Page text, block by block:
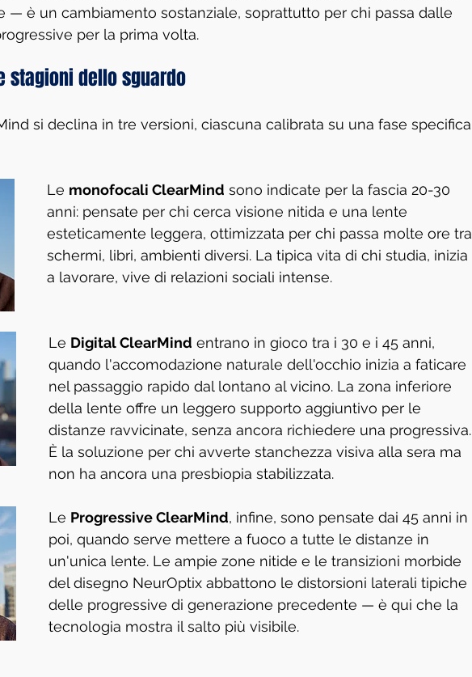
— è un cambiamento sostanziale, soprattutto per chi passa dalle
per la prima volta.
stagioni dello sguardo
si declina in tre versioni, ciascuna calibrata su una fase specifica
Le monofocali ClearMind sono indicate per la fascia 20-30
anni: pensate per chi cerca visione nitida e una lente
esteticamente leggera, ottimizzata per chi passa molte ore tra
schermi, libri, ambienti diversi. La tipica vita di chi studia, inizia
a lavorare, vive di relazioni sociali intense.
Le Digital ClearMind entrano in gioco tra i 30 e i 45 anni,
quando l'accomodazione naturale dell'occhio inizia a faticare
nel passaggio rapido dal lontano al vicino. La zona inferiore
della lente offre un leggero supporto aggiuntivo per le
distanze ravvicinate, senza ancora richiedere una progressiva.
È la soluzione per chi avverte stanchezza visiva alla sera ma
non ha ancora una presbiopia stabilizzata.
Le Progressive ClearMind, infine, sono pensate dai 45 anni in
poi, quando serve mettere a fuoco a tutte le distanze in
un'unica lente. Le ampie zone nitide e le transizioni morbide
del disegno NeurOptix abbattono le distorsioni laterali tipiche
delle progressive di generazione precedente — è qui che la
tecnologia mostra il salto più visibile.